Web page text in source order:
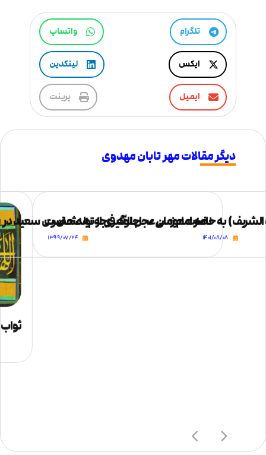
تلگرام واتساپ
ایکس لینکدین
ایمیل پرینت
دیگر مقالات مهر تابان مهدوی
نامه امام زمان عجل الله فرجه به عثمان بن سعید
۱۳۹۹/۰۷/۲۴
الشریف) به حضرت موسی – جلوگیری از تولد حضرت
۱۴۰۱/۰۸/۰۸